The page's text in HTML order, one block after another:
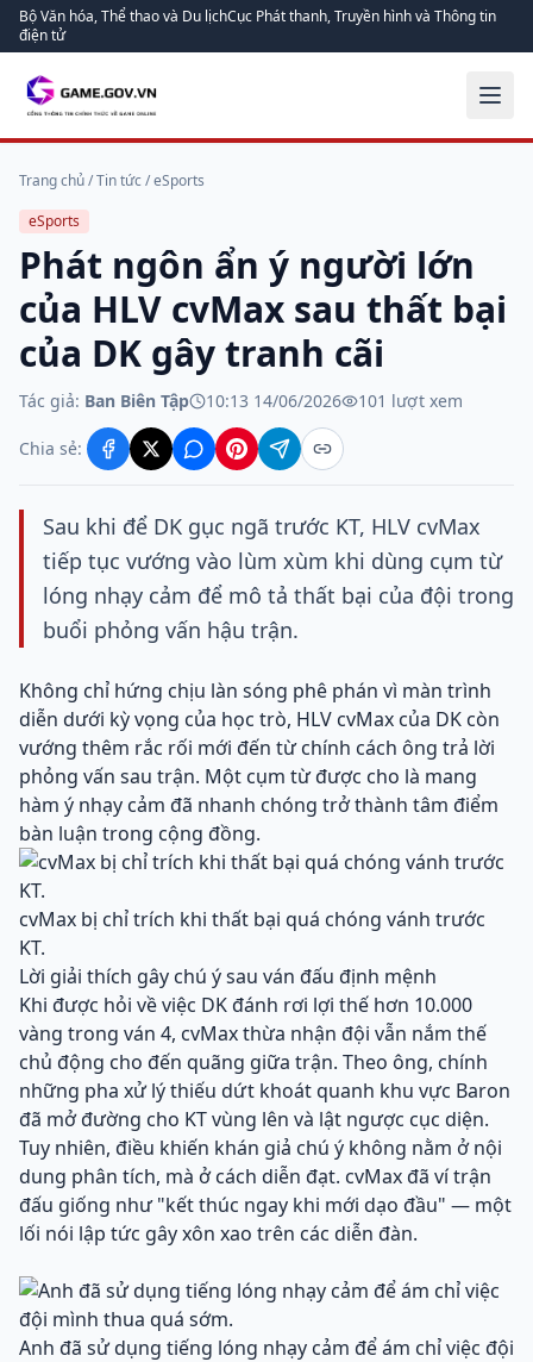
Bộ Văn hóa, Thể thao và Du lịchCục Phát thanh, Truyền hình và Thông tin
điện tử
Trang chủ/Tin tức/eSports
eSports
Phát ngôn ẩn ý người lớn
của HLV cvMax sau thất bại
của DK gây tranh cãi
Tác giả: Ban Biên Tập 10:13 14/06/2026 101 lượt xem
Chia sẻ:
Sau khi để DK gục ngã trước KT, HLV cvMax
tiếp tục vướng vào lùm xùm khi dùng cụm từ
lóng nhạy cảm để mô tả thất bại của đội trong
buổi phỏng vấn hậu trận.
Không chỉ hứng chịu làn sóng phê phán vì màn trình
diễn dưới kỳ vọng của học trò, HLV cvMax của DK còn
vướng thêm rắc rối mới đến từ chính cách ông trả lời
phỏng vấn sau trận. Một cụm từ được cho là mang
hàm ý nhạy cảm đã nhanh chóng trở thành tâm điểm
bàn luận trong cộng đồng.
cvMax bị chỉ trích khi thất bại quá chóng vánh trước
KT.
Lời giải thích gây chú ý sau ván đấu định mệnh
Khi được hỏi về việc DK đánh rơi lợi thế hơn 10.000
vàng trong ván 4, cvMax thừa nhận đội vẫn nắm thế
chủ động cho đến quãng giữa trận. Theo ông, chính
những pha xử lý thiếu dứt khoát quanh khu vực Baron
đã mở đường cho KT vùng lên và lật ngược cục diện.
Tuy nhiên, điều khiến khán giả chú ý không nằm ở nội
dung phân tích, mà ở cách diễn đạt. cvMax đã ví trận
đấu giống như "kết thúc ngay khi mới dạo đầu" — một
lối nói lập tức gây xôn xao trên các diễn đàn.
Anh đã sử dụng tiếng lóng nhạy cảm để ám chỉ việc đội